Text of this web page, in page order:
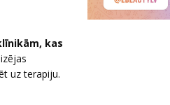
kas
uz terapiju.